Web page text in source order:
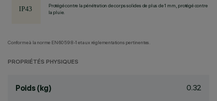
Protégé contre la pénétration de corps solides de plus de 1 mm, protégé contre
la pluie.
Conforme à la norme EN60598-1 et aux réglementations pertinentes.
PROPRIÉTÉS PHYSIQUES
Poids (kg) 0.32